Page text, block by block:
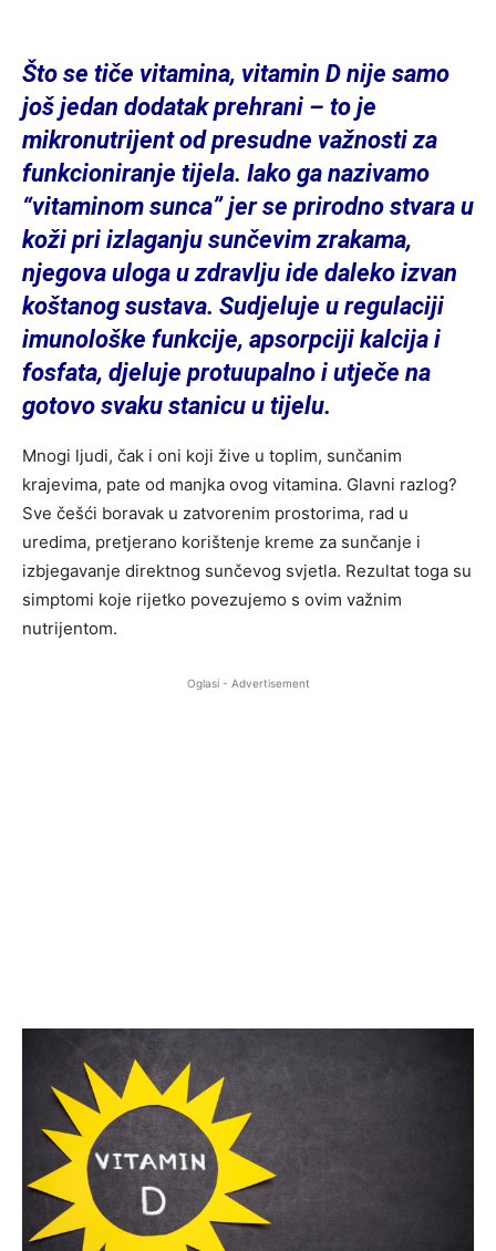
Što se tiče vitamina, vitamin D nije samo
još jedan dodatak prehrani – to je
mikronutrijent od presudne važnosti za
funkcioniranje tijela. Iako ga nazivamo
“vitaminom sunca” jer se prirodno stvara u
koži pri izlaganju sunčevim zrakama,
njegova uloga u zdravlju ide daleko izvan
koštanog sustava. Sudjeluje u regulaciji
imunološke funkcije, apsorpciji kalcija i
fosfata, djeluje protuupalno i utječe na
gotovo svaku stanicu u tijelu.
Mnogi ljudi, čak i oni koji žive u toplim, sunčanim
krajevima, pate od manjka ovog vitamina. Glavni razlog?
Sve češći boravak u zatvorenim prostorima, rad u
uredima, pretjerano korištenje kreme za sunčanje i
izbjegavanje direktnog sunčevog svjetla. Rezultat toga su
simptomi koje rijetko povezujemo s ovim važnim
nutrijentom.
Oglasi - Advertisement